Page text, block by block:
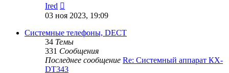
Ired
к
последнему
сообщению
03 ноя 2023, 19:09
Системные телефоны, DECT
34 Темы
331 Сообщения
Последнее сообщение Re: Системный аппарат КХ-
DT343